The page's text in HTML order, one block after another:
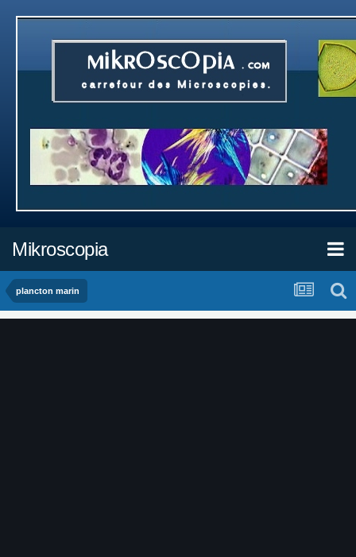
Mikroscopia
plancton marin